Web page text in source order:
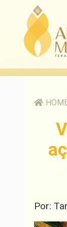
Por: